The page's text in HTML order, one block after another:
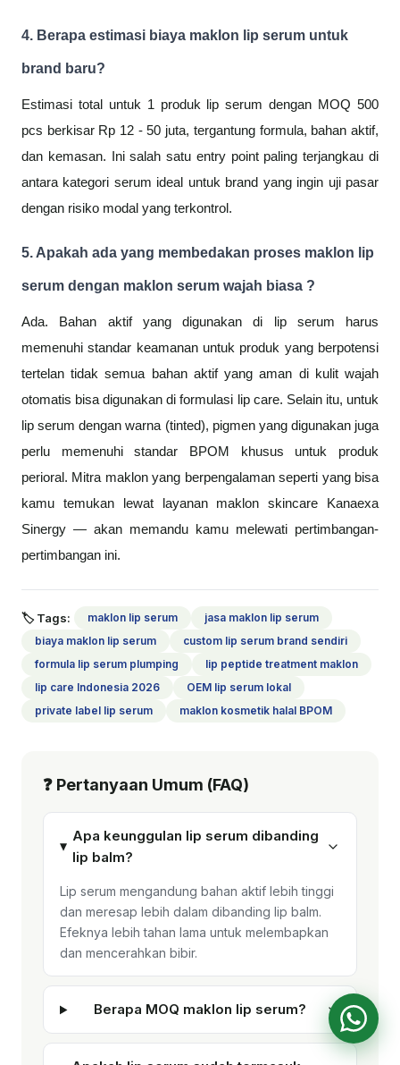
4. Berapa estimasi biaya maklon lip serum untuk
brand baru?
Estimasi total untuk 1 produk lip serum dengan MOQ 500
pcs berkisar Rp 12 - 50 juta, tergantung formula, bahan aktif,
dan kemasan. Ini salah satu entry point paling terjangkau di
antara kategori serum ideal untuk brand yang ingin uji pasar
dengan risiko modal yang terkontrol.
5. Apakah ada yang membedakan proses maklon lip
serum dengan maklon serum wajah biasa ?
Ada. Bahan aktif yang digunakan di lip serum harus
memenuhi standar keamanan untuk produk yang berpotensi
tertelan tidak semua bahan aktif yang aman di kulit wajah
otomatis bisa digunakan di formulasi lip care. Selain itu, untuk
lip serum dengan warna (tinted), pigmen yang digunakan juga
perlu memenuhi standar BPOM khusus untuk produk
perioral. Mitra maklon yang berpengalaman seperti yang bisa
kamu temukan lewat layanan maklon skincare Kanaexa
Sinergy — akan memandu kamu melewati pertimbangan-
pertimbangan ini.
🏷 Tags: maklon lip serum
jasa maklon lip serum
biaya maklon lip serum
custom lip serum brand sendiri
formula lip serum plumping
lip peptide treatment maklon
lip care Indonesia 2026
OEM lip serum lokal
private label lip serum
maklon kosmetik halal BPOM
❓ Pertanyaan Umum (FAQ)
Apa keunggulan lip serum dibanding
lip balm?
Lip serum mengandung bahan aktif lebih tinggi
dan meresap lebih dalam dibanding lip balm.
Efeknya lebih tahan lama untuk melembapkan
dan mencerahkan bibir.
Berapa MOQ maklon lip serum?